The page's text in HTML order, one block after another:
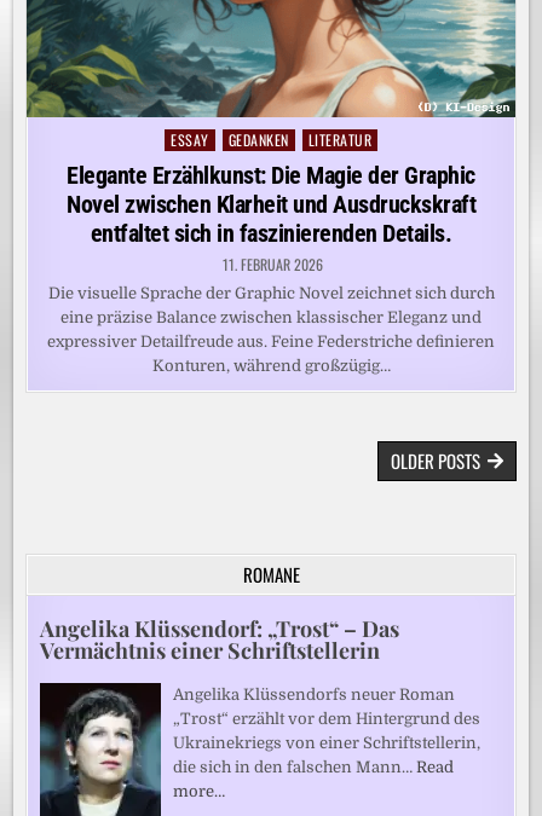
Posted
in
ESSAY GEDANKEN LITERATUR
Elegante Erzählkunst: Die Magie der Graphic
Novel zwischen Klarheit und Ausdruckskraft
entfaltet sich in faszinierenden Details.
11. FEBRUAR 2026
Die visuelle Sprache der Graphic Novel zeichnet sich durch
eine präzise Balance zwischen klassischer Eleganz und
expressiver Detailfreude aus. Feine Federstriche definieren
Konturen, während großzügig…
BEITRAGSNAVIGATIONOLDER POSTS
ROMANE
Angelika Klüssendorf: „Trost“ – Das
Vermächtnis einer Schriftstellerin
Angelika Klüssendorfs neuer Roman
„Trost“ erzählt vor dem Hintergrund des
Ukrainekriegs von einer Schriftstellerin,
die sich in den falschen Mann…Read
more…